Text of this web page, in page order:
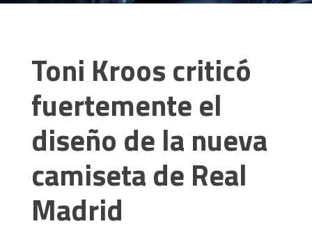
Toni Kroos criticó
fuertemente el
diseño de la nueva
camiseta de Real
Madrid